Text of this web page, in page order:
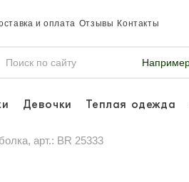
и оплата Отзывы Контакты
Девочки Теплая одежда
арт.: BR 25333